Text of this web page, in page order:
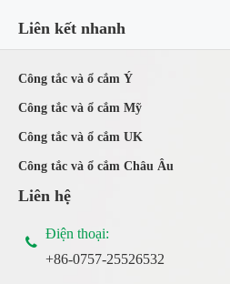
Liên kết nhanh
Công tắc và ổ cắm Ý
Công tắc và ổ cắm Mỹ
Công tắc và ổ cắm UK
Công tắc và ổ cắm Châu Âu
Liên hệ
Điện thoại:
+86-0757-25526532